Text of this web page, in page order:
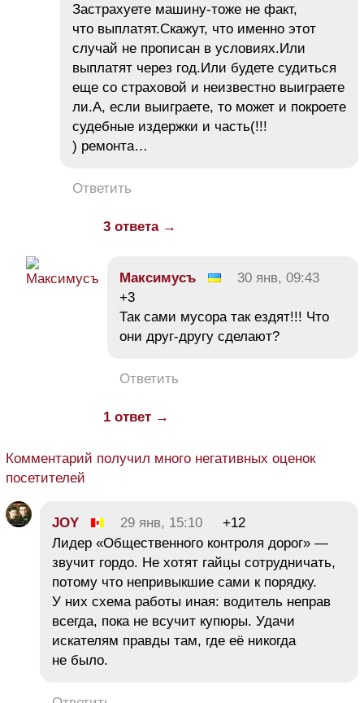
Застрахуете машину-тоже не факт,
что выплатят.Скажут, что именно этот
случай не прописан в условиях.Или
выплатят через год.Или будете судиться
еще со страховой и неизвестно выиграете
ли.А, если выиграете, то может и покроете
судебные издержки и часть(!!!
) ремонта…
Ответить
3 ответа →
Максимусъ
30 янв, 09:43
+3
Так сами мусора так ездят!!! Что
они друг-другу сделают?
Ответить
1 ответ →
Комментарий получил много негативных оценок
посетителей
JOY 29 янв, 15:10
+12
Лидер «Общественного контроля дорог» —
звучит гордо. Не хотят гайцы сотрудничать,
потому что непривыкшие сами к порядку.
У них схема работы иная: водитель неправ
всегда, пока не всучит купюры. Удачи
искателям правды там, где её никогда
не было.